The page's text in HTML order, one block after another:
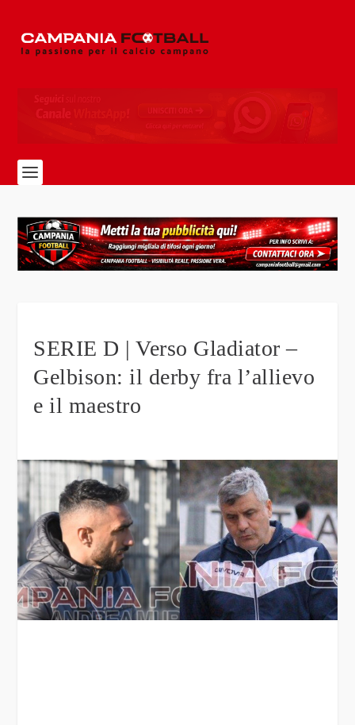
SERIE D | Verso Gladiator –
Gelbison: il derby fra l’allievo
e il maestro